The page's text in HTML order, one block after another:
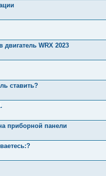
WRX 2023
ставить?
приборной панели